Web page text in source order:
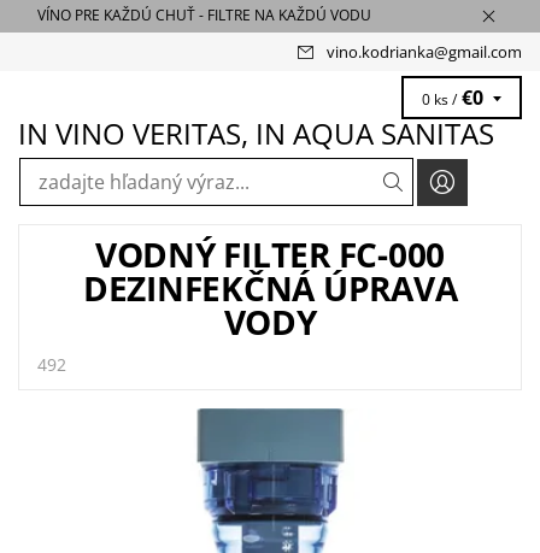
VÍNO PRE KAŽDÚ CHUŤ - FILTRE NA KAŽDÚ VODU
vino.kodrianka@gmail.com
IN VINO VERITAS, IN AQUA SANITAS
0 ks / €0
VODNÝ FILTER FC-000
DEZINFEKČNÁ ÚPRAVA
VODY
492